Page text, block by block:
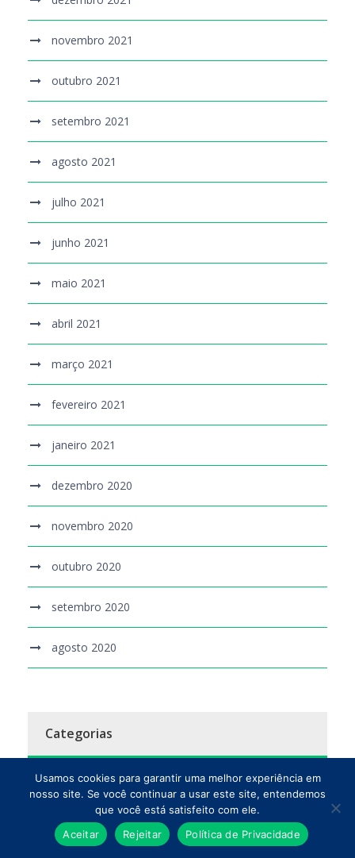
novembro 2021
outubro 2021
setembro 2021
agosto 2021
julho 2021
junho 2021
maio 2021
abril 2021
março 2021
fevereiro 2021
janeiro 2021
dezembro 2020
novembro 2020
outubro 2020
setembro 2020
agosto 2020
Categorias
ação social
aprendizagem
Usamos cookies para garantir uma melhor experiência em
nosso site. Se você continuar a usar este site, entendemos
que você está satisfeito com ele.
Aceitar
Rejeitar Política de Privacidade